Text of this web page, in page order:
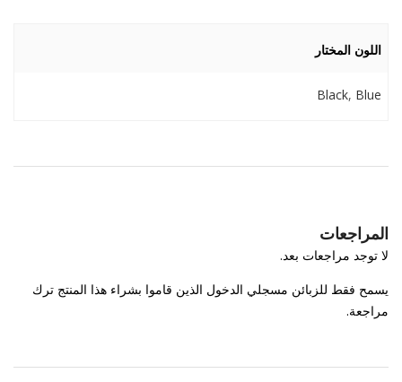
اللون المختار
Black, Blue
المراجعات
لا توجد مراجعات بعد.
يسمح فقط للزبائن مسجلي الدخول الذين قاموا بشراء هذا المنتج ترك
مراجعة.